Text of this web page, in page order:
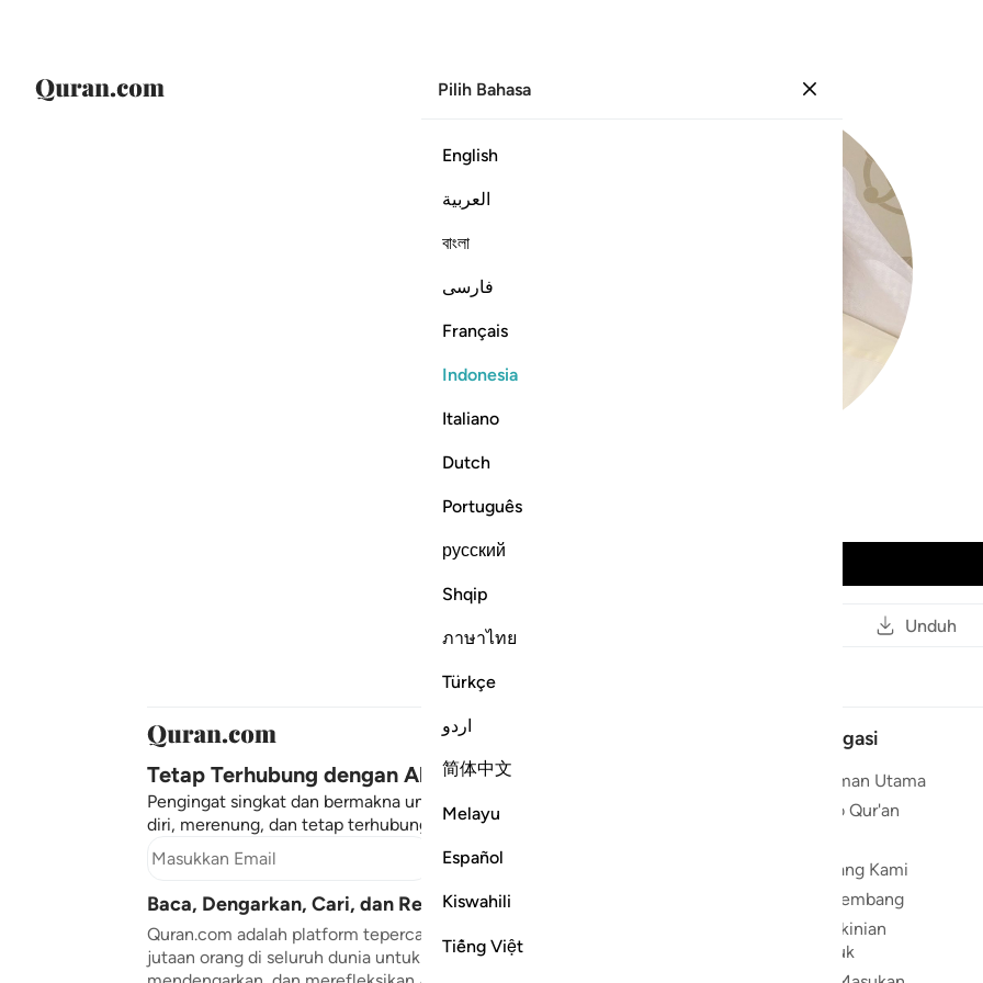
Pilih Bahasa
English
العربية
বাংলা
فارسی
Français
Indonesia
Italiano
Dutch
Português
русский
Shqip
ภาษาไทย
Türkçe
اردو
简体中文
Melayu
Español
Kiswahili
Tiếng Việt
Unduh
Tetap Terhubung dengan Al-Quran ❤️
Pengingat singkat dan bermakna untuk menyegarkan
diri, merenung, dan tetap terhubung dengan Al-Quran.
Berlangganan
Baca, Dengarkan, Cari, dan Renungkan Al Quran
Quran.com adalah platform tepercaya yang digunakan
jutaan orang di seluruh dunia untuk membaca, mencari,
Navigasi
Halaman Utama
Radio Qur'an
Tentang Kami
Pengembang
Pengkinian
Produk